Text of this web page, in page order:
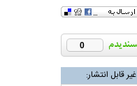
0
غیر قابل انتشار: